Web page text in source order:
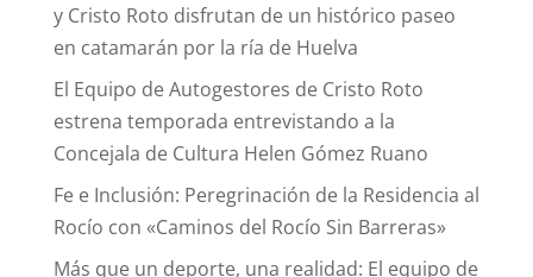
y Cristo Roto disfrutan de un histórico paseo
en catamarán por la ría de Huelva
El Equipo de Autogestores de Cristo Roto
estrena temporada entrevistando a la
Concejala de Cultura Helen Gómez Ruano
Fe e Inclusión: Peregrinación de la Residencia al
Rocío con «Caminos del Rocío Sin Barreras»
Más que un deporte, una realidad: El equipo de